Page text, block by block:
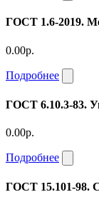
ГОСТ 1.6-2019.
0.00р.
Подробнее
ГОСТ 6.10.3-83.
0.00р.
Подробнее
ГОСТ 15.101-98.